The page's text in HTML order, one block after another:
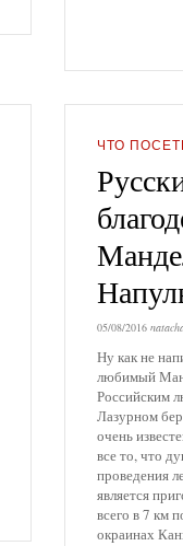
ЧТО
05/08/2016
Ну как не
любимый
Российским
Лазурном
очень
все то, что
проведения
является
всего в 7 км
окраинах